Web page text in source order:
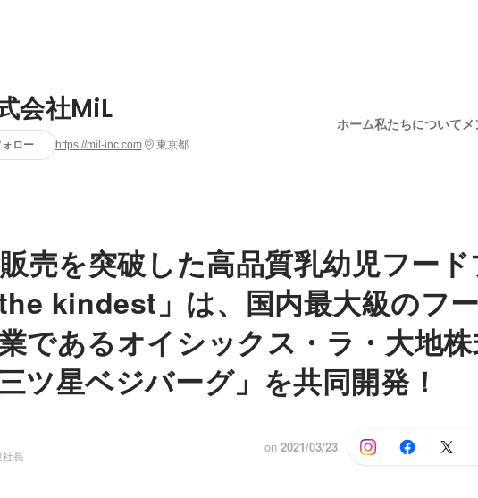
会社MiL
ロー https://mil-inc.com 東京都
ホーム私たちについて
売を突破した高品質乳幼児フード
kindest」は、国内最大級のフ
であるオイシックス・ラ・大地
ツ星ベジバーグ」を共同開発！
長
on 2021/03/23